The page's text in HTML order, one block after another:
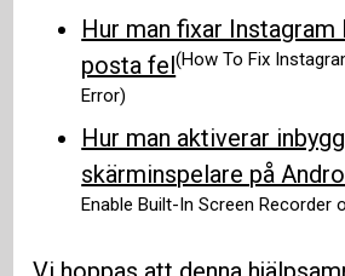
Hur man fixar
posta fel(How To Fix
Error)
Hur man aktiverar
skärminspelare på
Enable Built-In Screen Recorder